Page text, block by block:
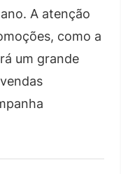
A atenção
como a
um grande